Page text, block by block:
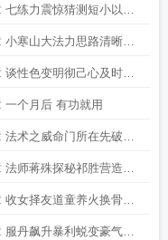
大的来了
七练力震惊猜测短小以及
功
小寒山大法力思路清晰夜
谈性色变明彻己心及时行
仁
一个月后 有功就用
法术之威命门所在先破信
猴
法师蒋殊探秘祁胜营造丹
成不务正业张珑倾心
收女择友道童养火换骨脱
眠第一更
服丹飙升暴利蜕变豪气出